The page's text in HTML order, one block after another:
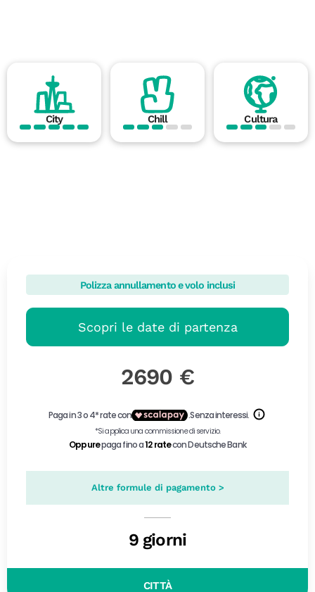
City Chill Cultura
Polizza annullamento e volo inclusi
Scopri le date di partenza
2690 €
Altre formule di pagamento >
9 giorni
CITTÀ